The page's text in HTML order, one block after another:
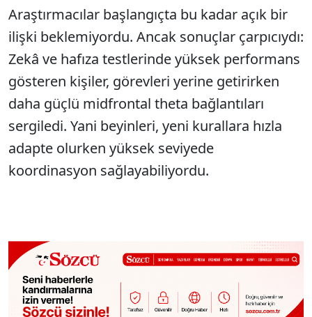
Araştırmacılar başlangıçta bu kadar açık bir
ilişki beklemiyordu. Ancak sonuçlar çarpıcıydı:
Zekâ ve hafıza testlerinde yüksek performans
gösteren kişiler, görevleri yerine getirirken
daha güçlü midfrontal theta bağlantıları
sergiledi. Yani beyinleri, yeni kurallara hızla
adapte olurken yüksek seviyede
koordinasyon sağlayabiliyordu.